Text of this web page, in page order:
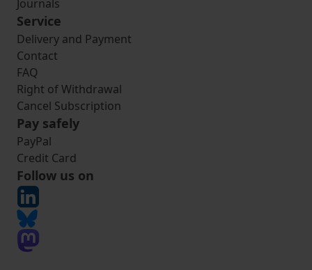
Journals
Service
Delivery and Payment
Contact
FAQ
Right of Withdrawal
Cancel Subscription
Pay safely
PayPal
Credit Card
Follow us on